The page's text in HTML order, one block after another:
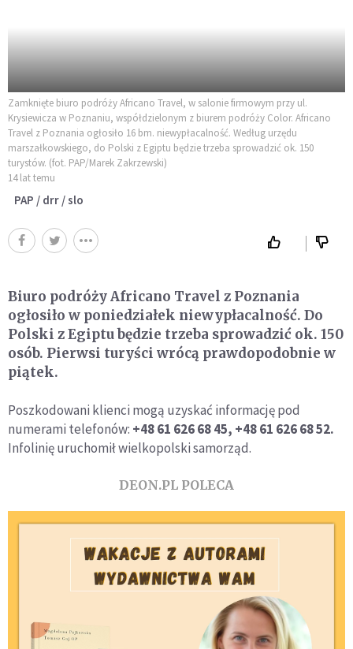
Zamknięte biuro podróży Africano Travel, w salonie firmowym przy ul.
Krysiewicza w Poznaniu, współdzielonym z biurem podróży Color. Africano
Travel z Poznania ogłosiło 16 bm. niewypłacalność. Według urzędu
marszałkowskiego, do Polski z Egiptu będzie trzeba sprowadzić ok. 150
turystów. (fot. PAP/Marek Zakrzewski)
14 lat temu
PAP / drr / slo
Biuro podróży Africano Travel z Poznania
ogłosiło w poniedziałek niewypłacalność. Do
Polski z Egiptu będzie trzeba sprowadzić ok. 150
osób. Pierwsi turyści wrócą prawdopodobnie w
piątek.
Poszkodowani klienci mogą uzyskać informację pod
numerami telefonów: +48 61 626 68 45, +48 61 626 68 52.
Infolinię uruchomił wielkopolski samorząd.
DEON.PL POLECA